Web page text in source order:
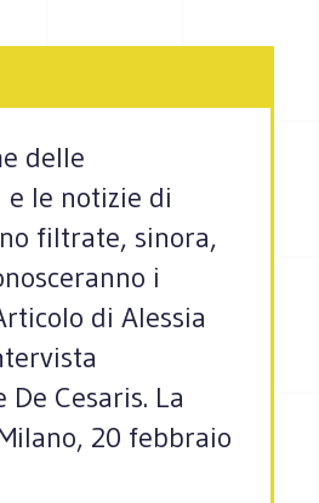
delle
e le notizie di
filtrate, sinora,
i
di Alessia
De Cesaris. La
20 febbraio